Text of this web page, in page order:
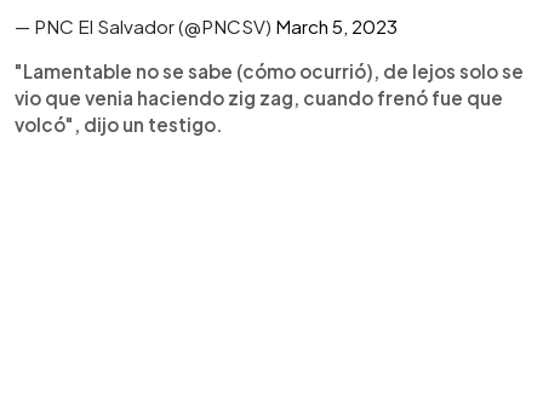
— PNC El Salvador (@PNCSV) March 5, 2023
"Lamentable no se sabe (cómo ocurrió), de lejos solo se
vio que venia haciendo zig zag, cuando frenó fue que
volcó", dijo un testigo.